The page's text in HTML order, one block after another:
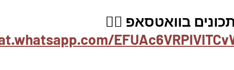
בוואטסאפ 👇🏽